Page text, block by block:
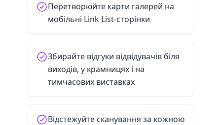
Перетворюйте карти галерей на
мобільні Link List-сторінки
Збирайте відгуки відвідувачів біля
виходів, у крамницях і на
тимчасових виставках
Відстежуйте сканування за кожною